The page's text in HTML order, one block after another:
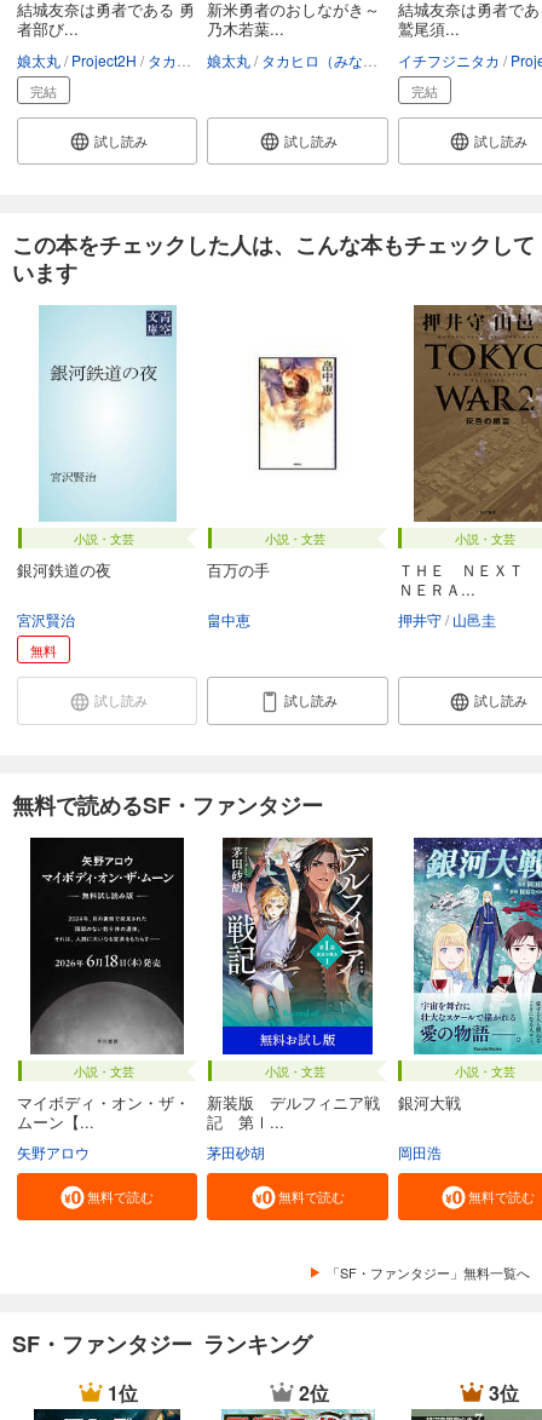
結城友奈は勇者である 勇
者部び...
娘太丸 Project2H タカヒロ（みなとそふと） BUNBUN
完結
試し読み
新米勇者のおしながき～
乃木若葉...
娘太丸 タカヒロ（みなとそふと） BUNBUN
試し読み
結城友奈は勇者で
鷲尾須...
イチフジニタカ
完結
試し読み
この本をチェックした人は、こんな本もチェックして
います
小説・文芸
銀河鉄道の夜
宮沢賢治
無料
試し読み
小説・文芸
百万の手
畠中恵
試し読み
小説・文芸
ＴＨＥ ＮＥＸＴ
ＮＥＲＡ...
押井守 山邑圭
試し読み
無料で読めるSF・ファンタジー
小説・文芸
マイボディ・オン・ザ・
ムーン【...
矢野アロウ
無料で読む
小説・文芸
新装版 デルフィニア戦
記 第Ⅰ...
茅田砂胡
無料で読む
小説・文芸
銀河大戦
岡田浩
無料で読む
「SF・ファンタジー」無料一覧へ
SF・ファンタジー ランキング
1位 2位 3位